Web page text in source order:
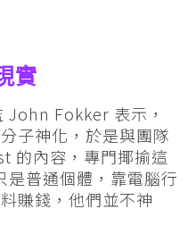
實
Fokker 表示，
子神化，於是與團隊
的內容，專門揶揄這
是普通個體，靠電腦行
賺錢，他們並不神